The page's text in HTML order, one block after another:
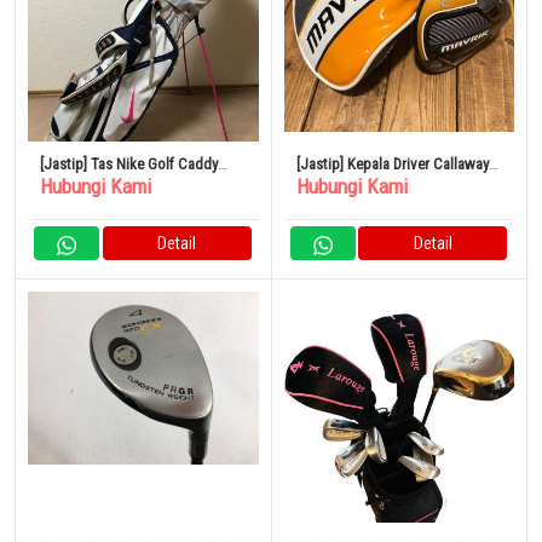
[Jastip] Tas Nike Golf Caddy
BG0285
Hubungi Kami
Detail
[Jastip] Kepala Driver Callaway
MAVRIK MAX
Hubungi Kami
Detail